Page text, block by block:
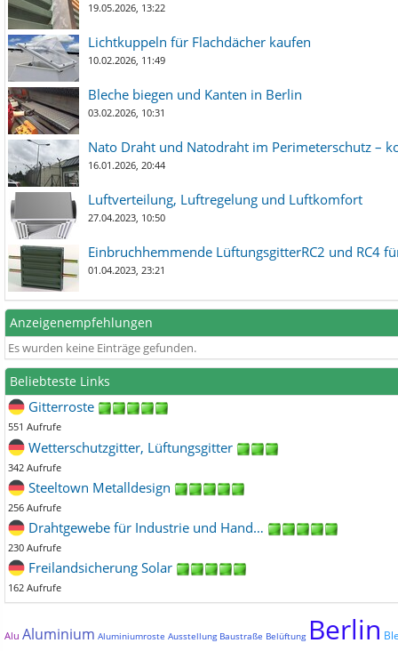
19.05.2026, 13:22
Lichtkuppeln für Flachdächer kaufen
10.02.2026, 11:49
Bleche biegen und Kanten in Berlin
03.02.2026, 10:31
Nato Draht und Natodraht im Perimeterschutz –
16.01.2026, 20:44
Luftverteilung, Luftregelung und Luftkomfort
27.04.2023, 10:50
Einbruchhemmende LüftungsgitterRC2 und RC4
01.04.2023, 23:21
Anzeigenempfehlungen
Es wurden keine Einträge gefunden.
Beliebteste Links
Gitterroste
551 Aufrufe
Wetterschutzgitter, Lüftungsgitter
342 Aufrufe
Steeltown Metalldesign
256 Aufrufe
Drahtgewebe für Industrie und Hand…
230 Aufrufe
Freilandsicherung Solar
162 Aufrufe
Alu Aluminium Aluminiumroste Ausstellung Baustraße Belüftung Berlin